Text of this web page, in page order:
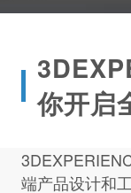
你开启
端产品设计和